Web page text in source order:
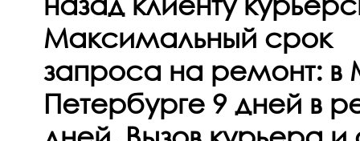
Максимальный срок
запроса на ремонт: в
Петербурге 9 дней в